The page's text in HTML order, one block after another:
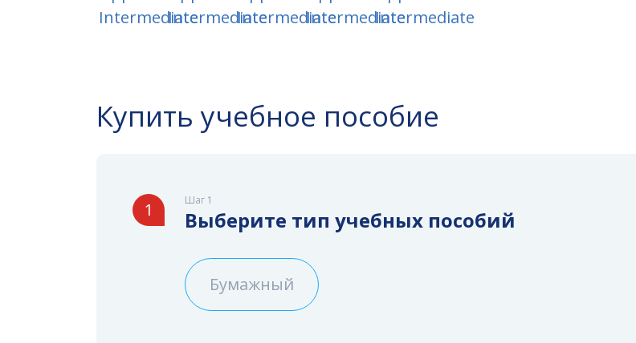
Купить учебное пособие
Шаг 1
1 Выберите тип учебных пособий
Бумажный